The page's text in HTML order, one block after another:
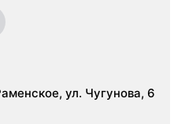
ул. Чугунова, 6